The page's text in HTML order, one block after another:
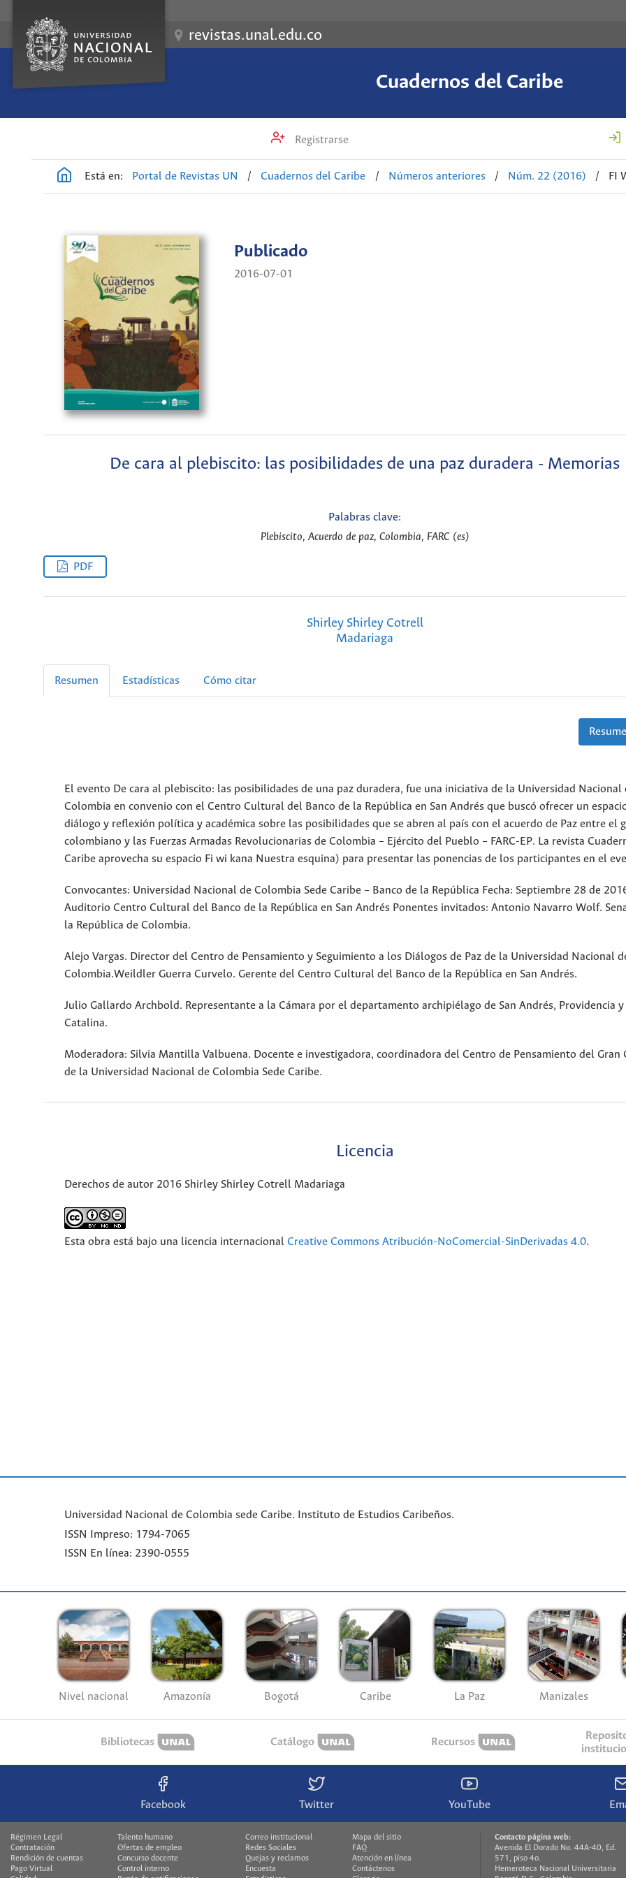
revistas.unal.edu.co
Cuadernos del Caribe
Registrarse
Está en: Portal de Revistas UN / Cuadernos del Caribe / Números anteriores / Núm. 22 (2016) / FI
Publicado
2016-07-01
De cara al plebiscito: las posibilidades de una paz duradera - Memorias
Palabras clave:
Plebiscito, Acuerdo de paz, Colombia, FARC (es)
PDF
Shirley Shirley Cotrell
Madariaga
Resumen Estadísticas Cómo citar
El evento De cara al plebiscito: las posibilidades de una paz duradera, fue una iniciativa de la Universidad Nacional
Colombia en convenio con el Centro Cultural del Banco de la República en San Andrés que buscó ofrecer un
diálogo y reflexión política y académica sobre las posibilidades que se abren al país con el acuerdo de Paz entre el
colombiano y las Fuerzas Armadas Revolucionarias de Colombia – Ejército del Pueblo – FARC-EP. La revista
Caribe aprovecha su espacio Fi wi kana Nuestra esquina) para presentar las ponencias de los participantes en el
Convocantes: Universidad Nacional de Colombia Sede Caribe – Banco de la República Fecha: Septiembre 28 de
Auditorio Centro Cultural del Banco de la República en San Andrés Ponentes invitados: Antonio Navarro Wolf.
la República de Colombia.
Alejo Vargas. Director del Centro de Pensamiento y Seguimiento a los Diálogos de Paz de la Universidad Nacional
Colombia.Weildler Guerra Curvelo. Gerente del Centro Cultural del Banco de la República en San Andrés.
Julio Gallardo Archbold. Representante a la Cámara por el departamento archipiélago de San Andrés, Providencia y
Catalina.
Moderadora: Silvia Mantilla Valbuena. Docente e investigadora, coordinadora del Centro de Pensamiento del Gran
de la Universidad Nacional de Colombia Sede Caribe.
Licencia
Derechos de autor 2016 Shirley Shirley Cotrell Madariaga
Esta obra está bajo una licencia internacional Creative Commons Atribución-NoComercial-SinDerivadas 4.0.
Universidad Nacional de Colombia sede Caribe. Instituto de Estudios Caribeños.
ISSN Impreso: 1794-7065
ISSN En línea: 2390-0555
Nivel nacional Amazonía Bogotá Caribe La Paz Manizales
Bibliotecas Catálogo Recursos
Facebook Twitter YouTube
Régimen Legal
Talento humano
Contratación
Ofertas de empleo
Rendición de cuentas
Concurso docente
Pago Virtual
Control interno
Correo institucional
Mapa del sitio
Redes Sociales
FAQ
Quejas y reclamos
Atención en línea
Encuesta
Contáctenos
Contacto página web:
Avenida El Dorado No. 44A-40, Ed.
571, piso 4o.
Hemeroteca Nacional Universitaria